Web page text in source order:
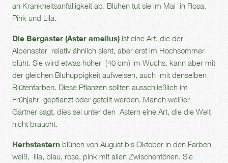
an Krankheitsanfälligkeit ab. Blühen tut sie im Mai in Rosa,
Pink und Lila.
Die Bergaster (Aster amellus) ist eine Art, die der
Alpenaster relativ ähnlich sieht, aber erst im Hochsommer
blüht. Sie wird etwas höher (40 cm) im Wuchs, kann aber mit
der gleichen Blühüppigkeit aufweisen, auch mit denselben
Blütenfarben. Diese Pflanzen sollten ausschließlich im
Frühjahr gepflanzt oder geteilt werden. Manch weißer
Gärtner sagt, dies sei unter den Astern eine Art, die die Welt
nicht braucht.
Herbstastern blühen von August bis Oktober in den Farben
weiß, lila, blau, rosa, pink mit allen Zwischentönen. Sie